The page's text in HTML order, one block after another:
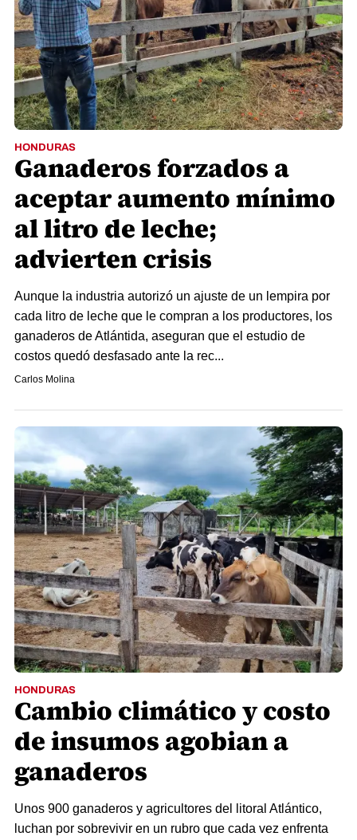
HONDURAS
Ganaderos forzados a
aceptar aumento mínimo
al litro de leche;
advierten crisis
Aunque la industria autorizó un ajuste de un lempira por
cada litro de leche que le compran a los productores, los
ganaderos de Atlántida, aseguran que el estudio de
costos quedó desfasado ante la rec...
Carlos Molina
HONDURAS
Cambio climático y costo
de insumos agobian a
ganaderos
Unos 900 ganaderos y agricultores del litoral Atlántico,
luchan por sobrevivir en un rubro que cada vez enfrenta